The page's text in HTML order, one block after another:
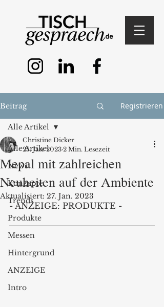
Beitrag Registrieren
Alle Artikel
News
Konzepte
Trends
Produkte
Messen
Hintergrund
ANZEIGE
Intro
Alle Artikel
Mepal mit zahlreichen
Neuheiten auf der Ambiente
Christine Dicker
25. Jan. 2023 2 Min. Lesezeit
Aktualisiert: 27. Jan. 2023
- ANZEIGE: PRODUKTE -